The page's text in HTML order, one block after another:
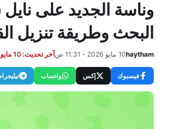
وناسة الجديد على
البحث وطريقة تنزيل
haytham10 مايو 2026 - 11:31 ص آخر تحديث: 10 مايو 2026 - 6:27 م
فيسبوك إكس واتساب